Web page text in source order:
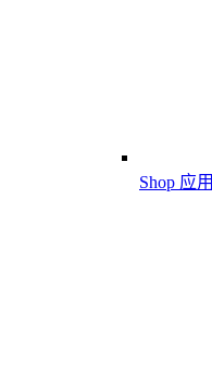
Shop 应用